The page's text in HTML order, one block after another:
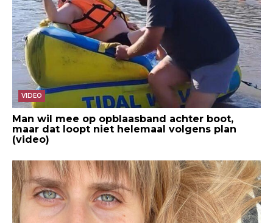
VIDEO
Man wil mee op opblaasband achter boot,
maar dat loopt niet helemaal volgens plan
(video)